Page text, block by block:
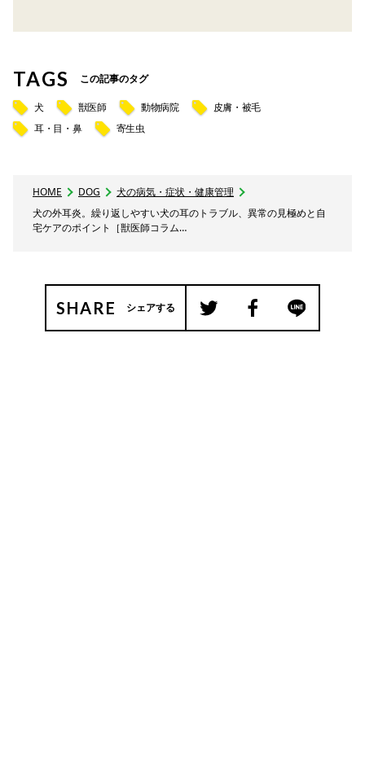
TAGS この記事のタグ
犬 獣医師 動物病院
皮膚・被毛
耳・目・鼻
寄生虫
HOME DOG
犬の病気・症状・健康管理
犬の外耳炎。繰り返しやすい犬の耳のトラブル、異常の見極めと自
宅ケアのポイント［獣医師コラム…
SHARE シェアする